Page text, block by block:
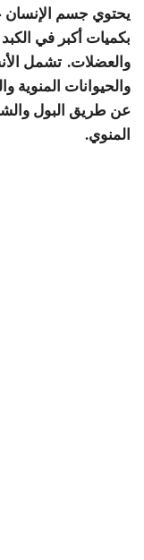
بكميات أكبر في
والعضلات. تشمل
والحيوانات المنوية
عن طريق البول
المنوي.